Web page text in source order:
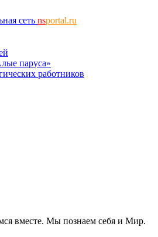
сеть nsportal.ru
паруса»
работников
вместе. Мы познаем себя и Мир.